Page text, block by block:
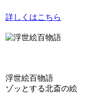
詳しくはこちら
浮世絵百物語
ゾッとする北斎の絵